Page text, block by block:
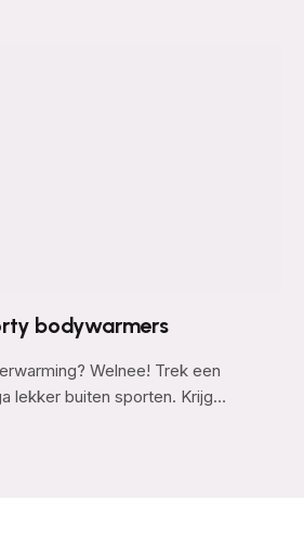
bodywarmers
Welnee! Trek een
lekker buiten sporten. Krijg…